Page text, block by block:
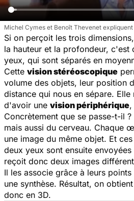
Michel Cymes et Benoît Thevenet
Si on perçoit les trois
la hauteur et la profondeur,
yeux, qui sont séparés en
Cette vision stéréoscopique
volume des objets, leur position
distance qui nous en sépare. Elle
d'avoir une vision périphérique,
Concrètement que se passe-t-il
mais aussi du cerveau. Chaque
une image du même objet. Et
deux yeux sont ensuite
reçoit donc deux images
Il les associe grâce à leurs
une synthèse. Résultat, on
donc en 3D.